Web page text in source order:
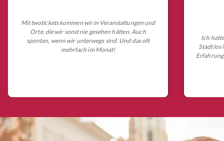
Mit twotickets kommen wir in Veranstaltungen und
Orte, die wir sonst nie gesehen hätten. Auch
spontan, wenn wir unterwegs sind. Und das oft
mehrfach im Monat!
Ich
Stadt los